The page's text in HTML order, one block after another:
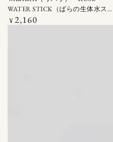
ダ
ー
WATER STICK（ばらの生体水ス
ティック） 50ML（5ML×10包）
定
¥2,160